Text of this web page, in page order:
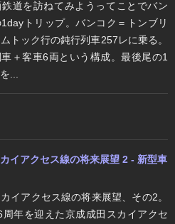
鉄道を訪ねてみようってことでバン
トリップ。バンコク＝トンブリ
トック行の鈍行列車257レに乗る。
＋客車6両という構成。最後尾の1
...
イアクセス線の将来展望 2 - 新型車
イアクセス線の将来展望、その2。
周年を迎えた京成成田スカイアクセ